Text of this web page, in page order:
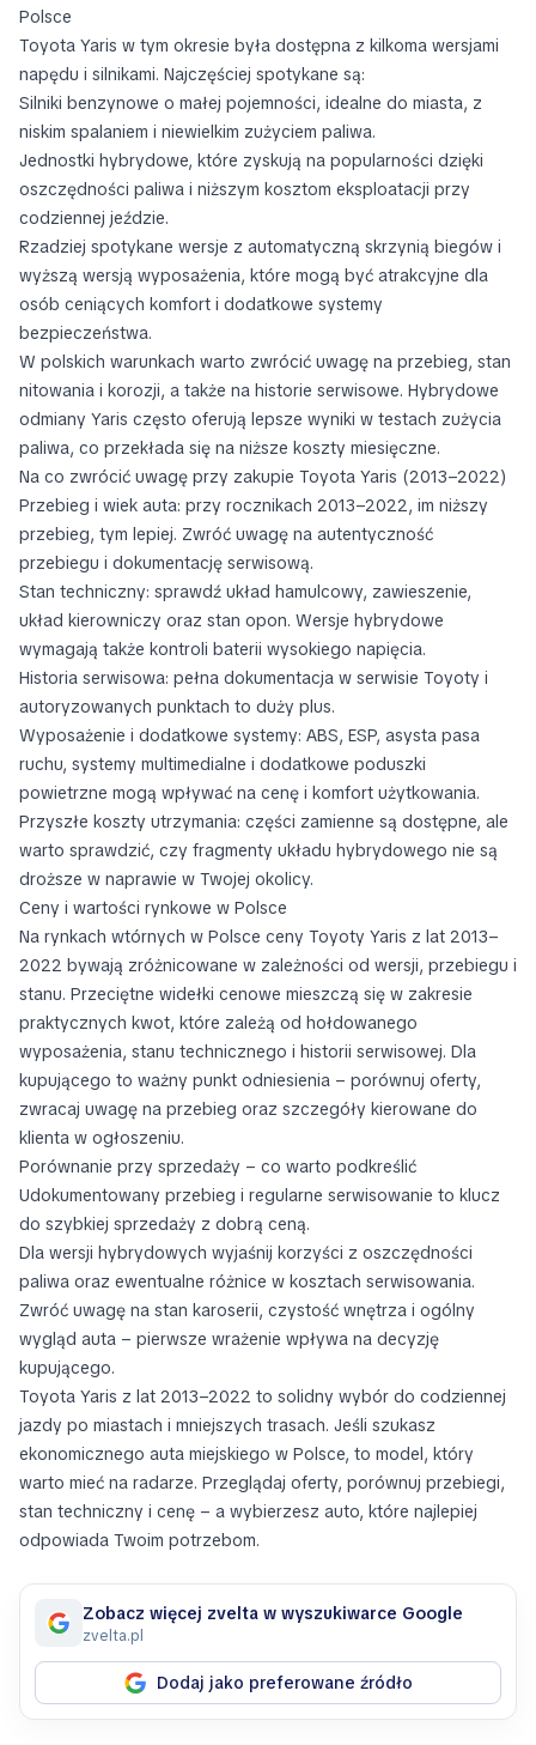
Polsce
Toyota Yaris w tym okresie była dostępna z kilkoma wersjami
napędu i silnikami. Najczęściej spotykane są:
Silniki benzynowe o małej pojemności, idealne do miasta, z
niskim spalaniem i niewielkim zużyciem paliwa.
Jednostki hybrydowe, które zyskują na popularności dzięki
oszczędności paliwa i niższym kosztom eksploatacji przy
codziennej jeździe.
Rzadziej spotykane wersje z automatyczną skrzynią biegów i
wyższą wersją wyposażenia, które mogą być atrakcyjne dla
osób ceniących komfort i dodatkowe systemy
bezpieczeństwa.
W polskich warunkach warto zwrócić uwagę na przebieg, stan
nitowania i korozji, a także na historie serwisowe. Hybrydowe
odmiany Yaris często oferują lepsze wyniki w testach zużycia
paliwa, co przekłada się na niższe koszty miesięczne.
Na co zwrócić uwagę przy zakupie Toyota Yaris (2013–2022)
Przebieg i wiek auta: przy rocznikach 2013–2022, im niższy
przebieg, tym lepiej. Zwróć uwagę na autentyczność
przebiegu i dokumentację serwisową.
Stan techniczny: sprawdź układ hamulcowy, zawieszenie,
układ kierowniczy oraz stan opon. Wersje hybrydowe
wymagają także kontroli baterii wysokiego napięcia.
Historia serwisowa: pełna dokumentacja w serwisie Toyoty i
autoryzowanych punktach to duży plus.
Wyposażenie i dodatkowe systemy: ABS, ESP, asysta pasa
ruchu, systemy multimedialne i dodatkowe poduszki
powietrzne mogą wpływać na cenę i komfort użytkowania.
Przyszłe koszty utrzymania: części zamienne są dostępne, ale
warto sprawdzić, czy fragmenty układu hybrydowego nie są
droższe w naprawie w Twojej okolicy.
Ceny i wartości rynkowe w Polsce
Na rynkach wtórnych w Polsce ceny Toyoty Yaris z lat 2013–
2022 bywają zróżnicowane w zależności od wersji, przebiegu i
stanu. Przeciętne widełki cenowe mieszczą się w zakresie
praktycznych kwot, które zależą od hołdowanego
wyposażenia, stanu technicznego i historii serwisowej. Dla
kupującego to ważny punkt odniesienia – porównuj oferty,
zwracaj uwagę na przebieg oraz szczegóły kierowane do
klienta w ogłoszeniu.
Porównanie przy sprzedaży – co warto podkreślić
Udokumentowany przebieg i regularne serwisowanie to klucz
do szybkiej sprzedaży z dobrą ceną.
Dla wersji hybrydowych wyjaśnij korzyści z oszczędności
paliwa oraz ewentualne różnice w kosztach serwisowania.
Zwróć uwagę na stan karoserii, czystość wnętrza i ogólny
wygląd auta – pierwsze wrażenie wpływa na decyzję
kupującego.
Toyota Yaris z lat 2013–2022 to solidny wybór do codziennej
jazdy po miastach i mniejszych trasach. Jeśli szukasz
ekonomicznego auta miejskiego w Polsce, to model, który
warto mieć na radarze. Przeglądaj oferty, porównuj przebiegi,
stan techniczny i cenę – a wybierzesz auto, które najlepiej
odpowiada Twoim potrzebom.
Zobacz więcej zvelta w wyszukiwarce Google
zvelta.pl
Dodaj jako preferowane źródło